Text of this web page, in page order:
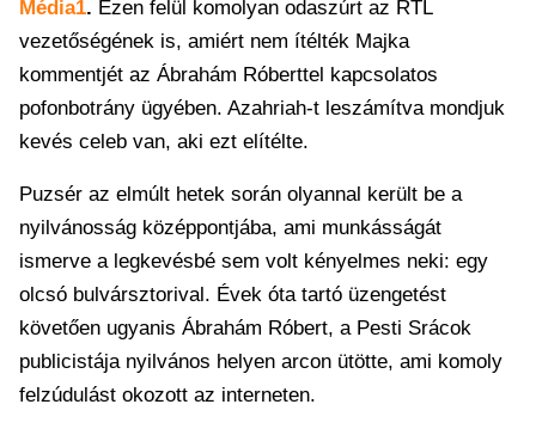
Média1. Ezen felül komolyan odaszúrt az RTL
vezetőségének is, amiért nem ítélték Majka
kommentjét az Ábrahám Róberttel kapcsolatos
pofonbotrány ügyében. Azahriah-t leszámítva mondjuk
kevés celeb van, aki ezt elítélte.
Puzsér az elmúlt hetek során olyannal került be a
nyilvánosság középpontjába, ami munkásságát
ismerve a legkevésbé sem volt kényelmes neki: egy
olcsó bulvársztorival. Évek óta tartó üzengetést
követően ugyanis Ábrahám Róbert, a Pesti Srácok
publicistája nyilvános helyen arcon ütötte, ami komoly
felzúdulást okozott az interneten.